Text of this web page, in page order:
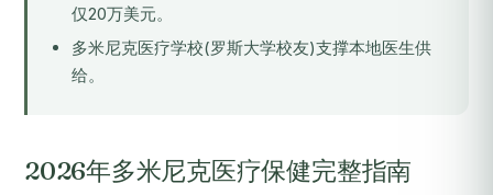
仅20万美元。
多米尼克医疗学校(罗斯大学校友)支撑本地医生供
给。
2026年多米尼克医疗保健完整指南